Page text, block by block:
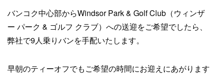
バンコク中心部からWindsor Park & Golf Club（ウィンザ
ー パーク & ゴルフ クラブ）への送迎をご希望でしたら、
弊社で9人乗りバンを手配いたします。
早朝のティーオフでもご希望の時間にお迎えにあがります